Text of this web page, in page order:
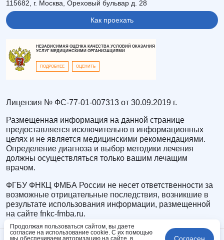
115682, г. Москва, Ореховый бульвар д. 28
Как проехать
НЕЗАВИСИМАЯ ОЦЕНКА КАЧЕСТВА УСЛОВИЙ ОКАЗАНИЯ
УСЛУГ МЕДИЦИНСКИМИ ОРГАНИЗАЦИЯМИ
ПОДРОБНЕЕ ОЦЕНИТЬ
Лицензия № ФС-77-01-007313 от 30.09.2019 г.
Размещенная информация на данной странице
предоставляется исключительно в информационных
целях и не является медицинскими рекомендациями.
Определение диагноза и выбор методики лечения
должны осуществляться только вашим лечащим
врачом.
ФГБУ ФНКЦ ФМБА России не несет ответственности за
возможные отрицательные последствия, возникшие в
результате использования информации, размещенной
на сайте fnkc-fmba.ru.
Продолжая пользоваться сайтом, вы даете
согласие на использование cookie. С их помощью
мы обеспечиваем авторизацию на сайте, в